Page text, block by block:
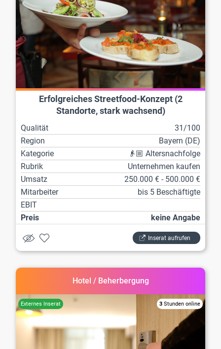
Erfolgreiches Streetfood-Konzept (2
Standorte, stark wachsend)
Qualität
31/100
Region
Bayern (DE)
Kategorie
👴🏼 Altersnachfolge
Rubrik
Unternehmen kaufen
Umsatz
250.000 € - 500.000 €
Mitarbeiter
bis 5 Beschäftigte
EBIT
Preis
keine Angabe
Inserat aufrufen
Hotel / Beherbergung
3 Stunden online